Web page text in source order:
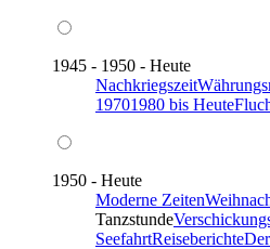
1945 - 1950 - Heute
Nachkriegszeit
19701980 bis Heute
1950 - Heute
Moderne Zeiten
Tanzstunde
SeefahrtReiseberichte